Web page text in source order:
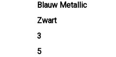
Blauw Metallic
Zwart
3
5